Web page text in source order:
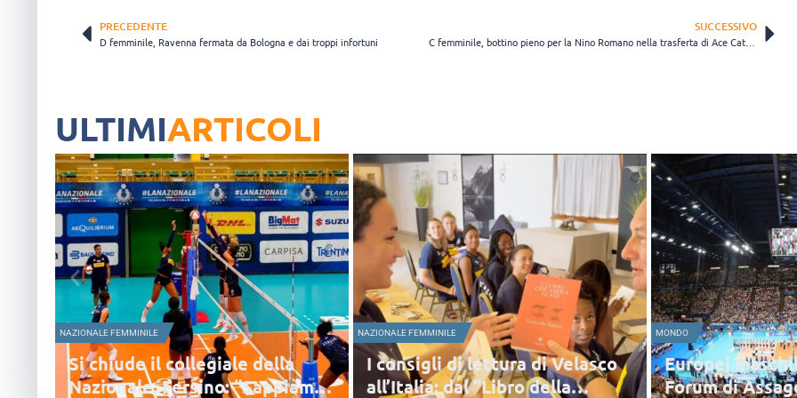
PRECEDENTE
D femminile, Ravenna fermata da Bologna e dai troppi infortuni
SUCCESSIVO
C femminile, bottino pieno per la Nino Romano nella trasferta di Ace Catena
ULTIMIARTICOLI
della
“Sappiamo
NAZIONALE FEMMINILE
I consigli di lettura di Velasco
all’Italia: dal “Libro della
MONDO
Europei maschili 2026, l’Unipol
Forum di Assago ospiterà